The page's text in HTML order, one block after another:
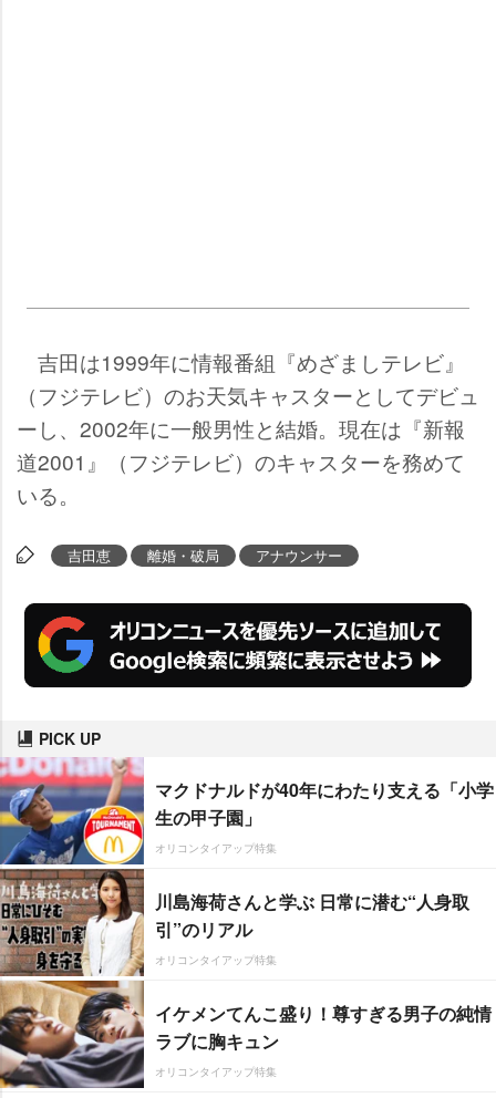
吉田は1999年に情報番組『めざましテレビ』
（フジテレビ）のお天気キャスターとしてデビュ
ーし、2002年に一般男性と結婚。現在は『新報
道2001』（フジテレビ）のキャスターを務めて
いる。
吉田恵 離婚・破局 アナウンサー
PICK UP
マクドナルドが40年にわたり支える「小学
生の甲子園」
オリコンタイアップ特集
川島海荷さんと学ぶ 日常に潜む“人身取
引”のリアル
オリコンタイアップ特集
イケメンてんこ盛り！尊すぎる男子の純情
ラブに胸キュン
オリコンタイアップ特集